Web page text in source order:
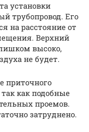
установки
трубопровод. Его
на расстояние от
Верхний
высоко,
не будет.
приточного
как подобные
проемов.
затруднено.